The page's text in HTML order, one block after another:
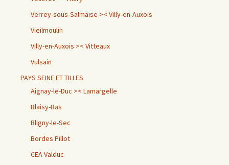
Verrey-sous-Salmaise >< Villy-en-Auxois
Vieilmoulin
Villy-en-Auxois >< Vitteaux
Vulsain
PAYS SEINE ET TILLES
Aignay-le-Duc >< Lamargelle
Blaisy-Bas
Bligny-le-Sec
Bordes Pillot
CEA Valduc